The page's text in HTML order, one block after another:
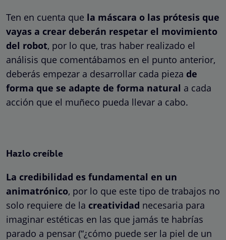
Ten en cuenta que la máscara o las prótesis que
vayas a crear deberán respetar el movimiento
del robot, por lo que, tras haber realizado el
análisis que comentábamos en el punto anterior,
deberás empezar a desarrollar cada pieza de
forma que se adapte de forma natural a cada
acción que el muñeco pueda llevar a cabo.
Hazlo creíble
La credibilidad es fundamental en un
animatrónico, por lo que este tipo de trabajos no
solo requiere de la creatividad necesaria para
imaginar estéticas en las que jamás te habrías
parado a pensar (“¿cómo puede ser la piel de un